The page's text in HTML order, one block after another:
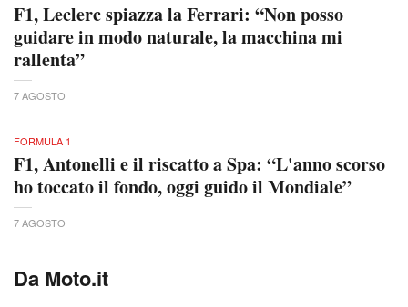
F1, Leclerc spiazza la Ferrari: “Non posso
guidare in modo naturale, la macchina mi
rallenta”
7 AGOSTO
FORMULA 1
F1, Antonelli e il riscatto a Spa: “L'anno scorso
ho toccato il fondo, oggi guido il Mondiale”
7 AGOSTO
Da Moto.it